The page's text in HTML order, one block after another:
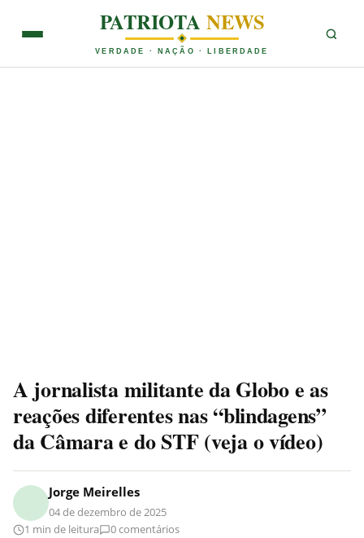
PATRIOTANEWS
VERDADE · NAÇÃO · LIBERDADE
A jornalista militante da Globo e as
reações diferentes nas “blindagens”
da Câmara e do STF (veja o vídeo)
Jorge Meirelles
04 de dezembro de 2025
1 min de leitura
0 comentários